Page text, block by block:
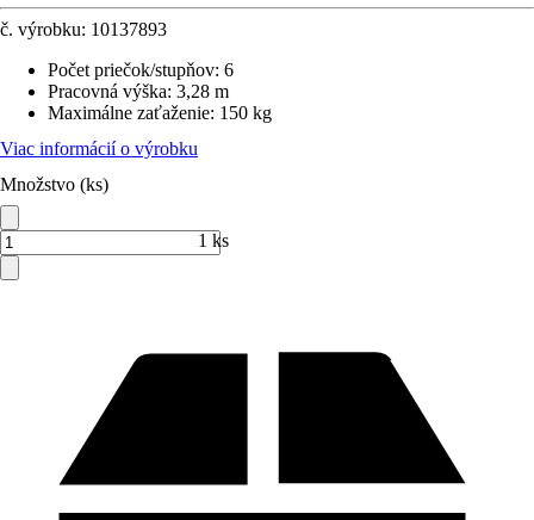
č. výrobku: 10137893
Počet priečok/stupňov: 6
Pracovná výška: 3,28 m
Maximálne zaťaženie: 150 kg
Viac informácií o výrobku
Množstvo (ks)
1 ks